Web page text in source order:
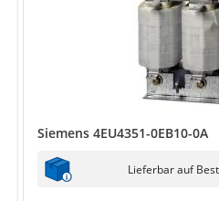
Siemens 4EU4351-0EB10-0A
Lieferbar auf